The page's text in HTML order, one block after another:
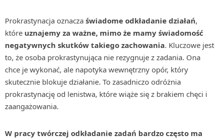
Prokrastynacja oznacza świadome odkładanie działań,
które uznajemy za ważne, mimo że mamy świadomość
negatywnych skutków takiego zachowania. Kluczowe jest
to, że osoba prokrastynująca nie rezygnuje z zadania. Ona
chce je wykonać, ale napotyka wewnętrzny opór, który
skutecznie blokuje działanie. To zasadniczo odróżnia
prokrastynację od lenistwa, które wiąże się z brakiem chęci i
zaangażowania.
W pracy twórczej odkładanie zadań bardzo często ma